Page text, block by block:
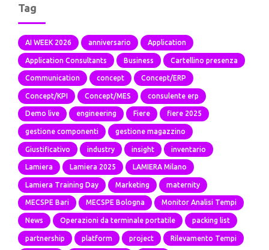
Tag
AI WEEK 2026 anniversario Application
Application Consultants Business Cartellino presenza
Communication concept Concept/ERP
Concept/KPI Concept/MES consulente erp
Demo live engineering Fiere fiere 2025
gestione componenti gestione magazzino
Giustificativo industry insight inventario
Lamiera Lamiera 2025 LAMIERA Milano
Lamiera Training Day Marketing maternity
MECSPE Bari MECSPE Bologna Monitor Analisi Tempi
News Operazioni da terminale portatile packing list
partnership platform project Rilevamento Tempi